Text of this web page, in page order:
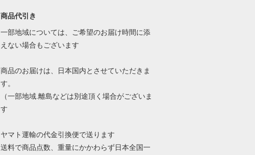
商品代引き
一部地域については、ご希望のお届け時間に添
えない場合もございます
商品のお届けは、日本国内とさせていただきま
す。
（一部地域.離島などは別途頂く場合がございま
す
ヤマト運輸の代金引換便で送ります
送料で商品点数、重量にかかわらず日本全国一